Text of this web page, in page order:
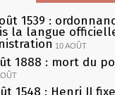
1539 :
la langue
10 AOÛT
1888 : mort du
1548 : Henri II